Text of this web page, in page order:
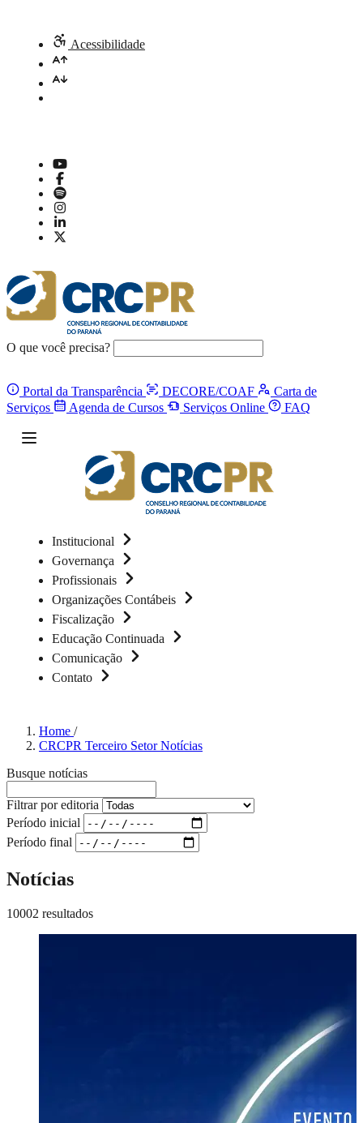
Acessibilidade
O que você precisa?
Portal da Transparência DECORE/COAF
Carta de
Serviços
Agenda de Cursos Serviços Online FAQ
Institucional
Governança
Profissionais
Organizações Contábeis
Fiscalização
Educação Continuada
Comunicação
Contato
Home /
CRCPR Terceiro Setor Notícias
Busque notícias
Filtrar por editoria
Período inicial
Período final
Notícias
10002 resultados